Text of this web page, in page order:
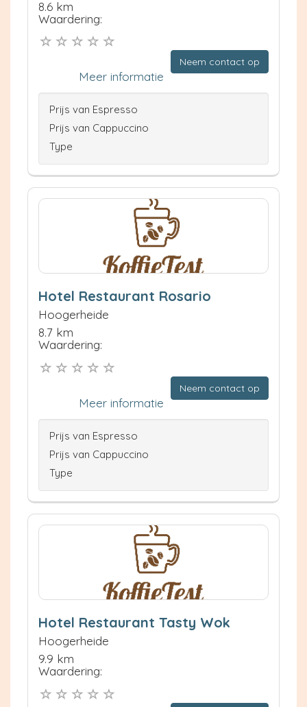
8.6 km
Waardering:
Neem contact op
Meer informatie
Prijs van Espresso
Prijs van Cappuccino
Type
Hotel Restaurant Rosario
Hoogerheide
8.7 km
Waardering:
Neem contact op
Meer informatie
Prijs van Espresso
Prijs van Cappuccino
Type
Hotel Restaurant Tasty Wok
Hoogerheide
9.9 km
Waardering: